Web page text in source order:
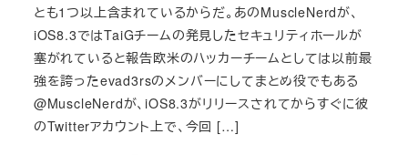
とも1つ以上含まれているからだ。あのMuscleNerdが、
iOS8.3ではTaiGチームの発見したセキュリティホールが
塞がれていると報告欧米のハッカーチームとしては以前最
強を誇ったevad3rsのメンバーにしてまとめ役でもある
@MuscleNerdが、iOS8.3がリリースされてからすぐに彼
のTwitterアカウント上で、今回 […]